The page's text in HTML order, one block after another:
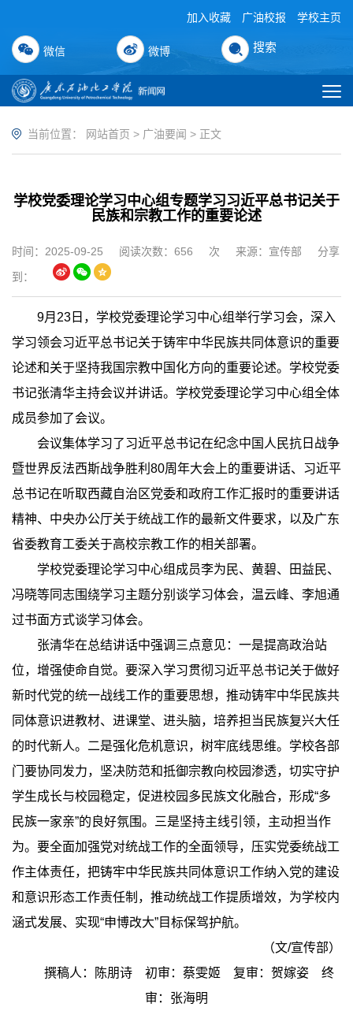
加入收藏 广油校报 学校主页
微信 微博 搜索
当前位置： 网站首页 > 广油要闻 > 正文
学校党委理论学习中心组专题学习习近平总书记关于
民族和宗教工作的重要论述
时间：2025-09-25 阅读次数： 656 次 来源：宣传部
分享
到：
9月23日，学校党委理论学习中心组举行学习会，深入
学习领会习近平总书记关于铸牢中华民族共同体意识的重要
论述和关于坚持我国宗教中国化方向的重要论述。学校党委
书记张清华主持会议并讲话。学校党委理论学习中心组全体
成员参加了会议。
会议集体学习了习近平总书记在纪念中国人民抗日战争
暨世界反法西斯战争胜利80周年大会上的重要讲话、习近平
总书记在听取西藏自治区党委和政府工作汇报时的重要讲话
精神、中央办公厅关于统战工作的最新文件要求，以及广东
省委教育工委关于高校宗教工作的相关部署。
学校党委理论学习中心组成员李为民、黄碧、田益民、
冯晓等同志围绕学习主题分别谈学习体会，温云峰、李旭通
过书面方式谈学习体会。
张清华在总结讲话中强调三点意见：一是提高政治站
位，增强使命自觉。要深入学习贯彻习近平总书记关于做好
新时代党的统一战线工作的重要思想，推动铸牢中华民族共
同体意识进教材、进课堂、进头脑，培养担当民族复兴大任
的时代新人。二是强化危机意识，树牢底线思维。学校各部
门要协同发力，坚决防范和抵御宗教向校园渗透，切实守护
学生成长与校园稳定，促进校园多民族文化融合，形成“多
民族一家亲”的良好氛围。三是坚持主线引领，主动担当作
为。要全面加强党对统战工作的全面领导，压实党委统战工
作主体责任，把铸牢中华民族共同体意识工作纳入党的建设
和意识形态工作责任制，推动统战工作提质增效，为学校内
涵式发展、实现“申博改大”目标保驾护航。
（文/宣传部）
撰稿人：陈朋诗 初审：蔡雯姬 复审：贺嫁姿 终
审：张海明